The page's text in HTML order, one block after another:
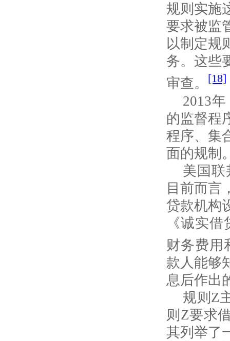
规则实施
要求被监
以制定规
务。这些
审查。
[18]
2013年
的监督程
程序、集
面的规制
美国联
目前而言
贷款机构
《诚实
财务费用
款人能够
息后作出
规则 Z
则 Z要求
其列举了